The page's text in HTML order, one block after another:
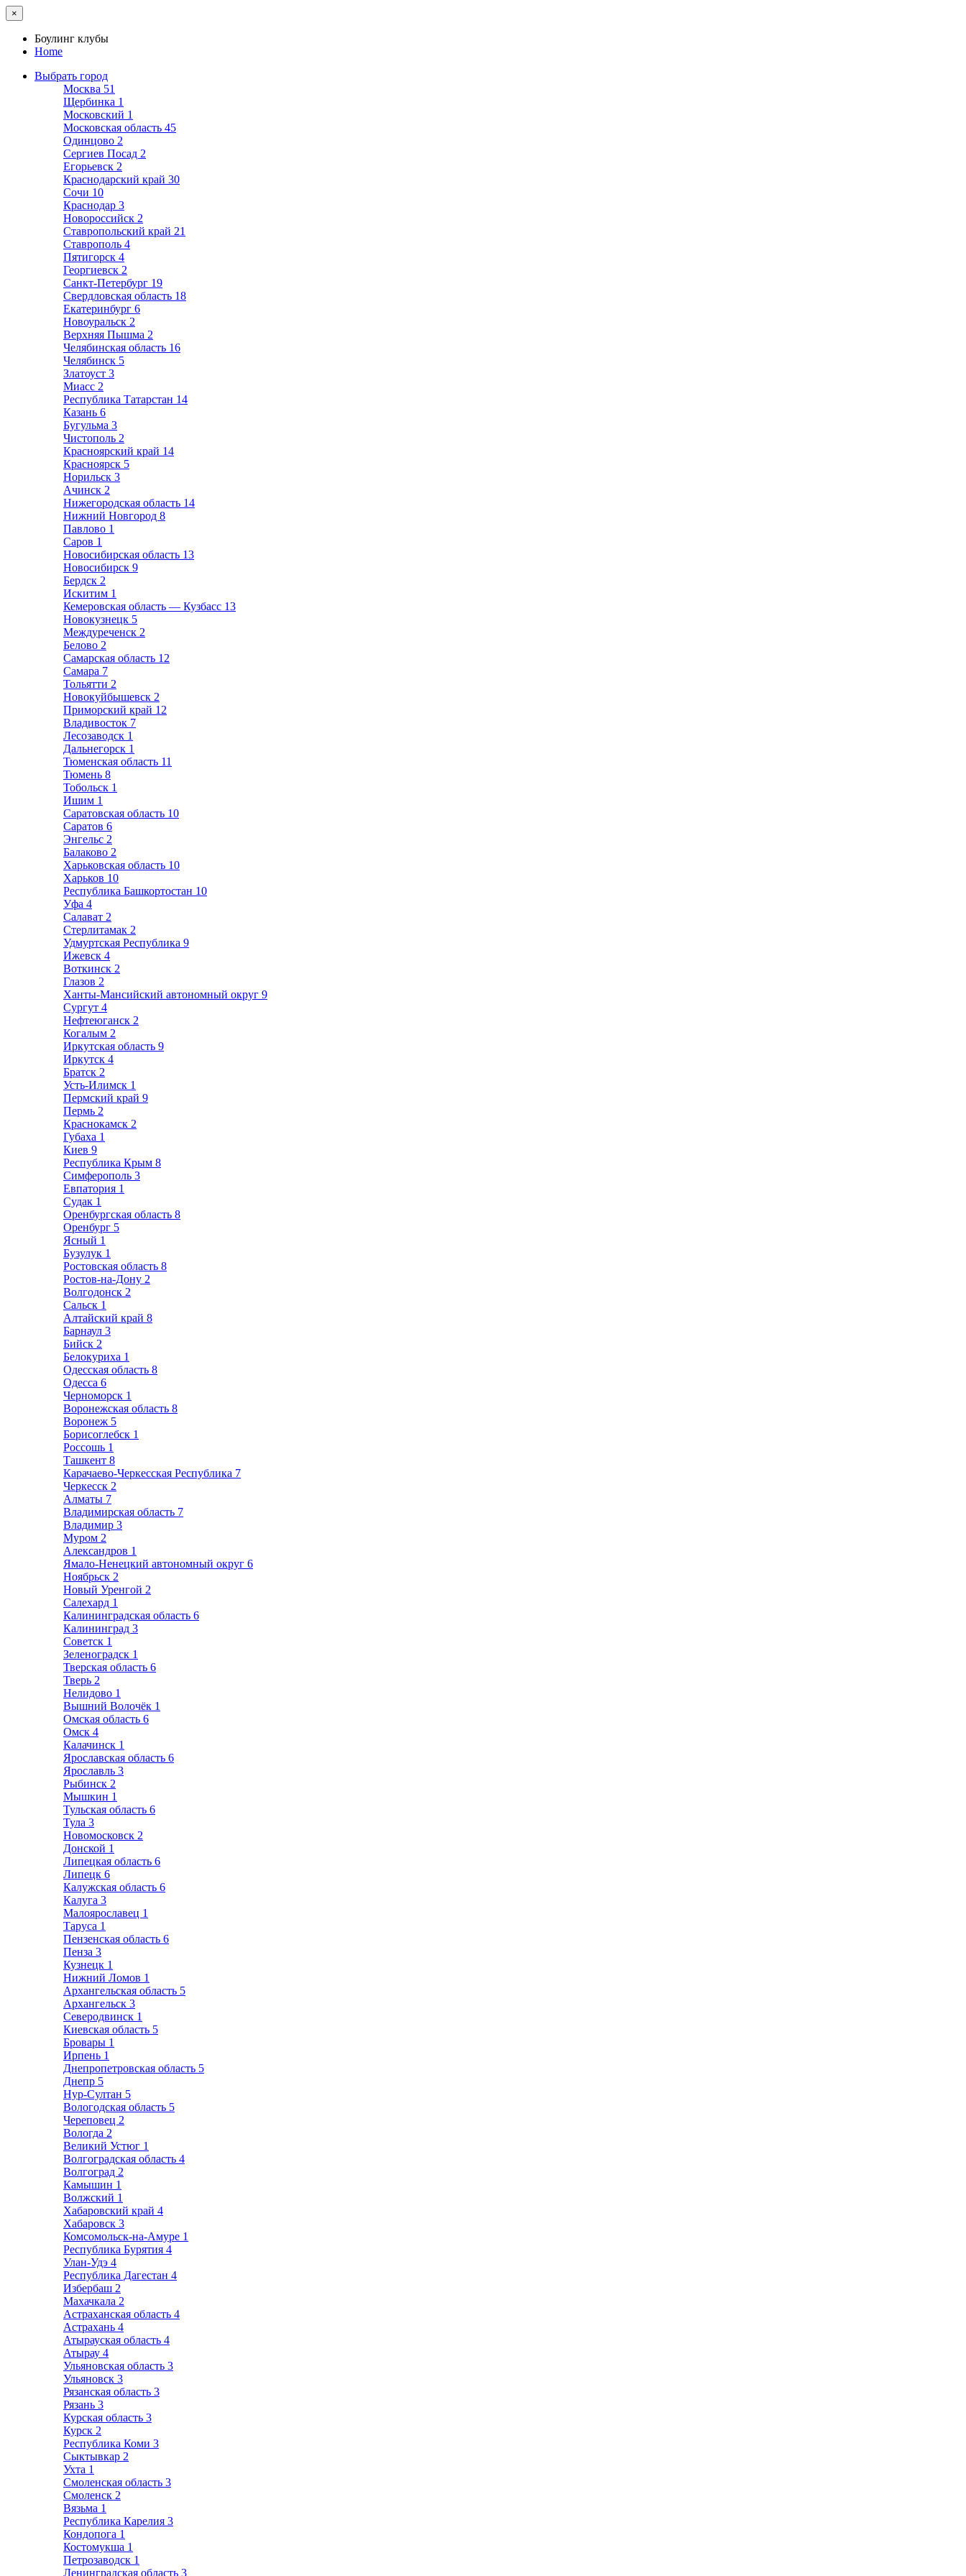
×
Боулинг клубы
Home
Выбрать город
Москва 51
Щербинка 1
Московский 1
Московская область 45
Одинцово 2
Сергиев Посад 2
Егорьевск 2
Краснодарский край 30
Сочи 10
Краснодар 3
Новороссийск 2
Ставропольский край 21
Ставрополь 4
Пятигорск 4
Георгиевск 2
Санкт-Петербург 19
Свердловская область 18
Екатеринбург 6
Новоуральск 2
Верхняя Пышма 2
Челябинская область 16
Челябинск 5
Златоуст 3
Миасс 2
Республика Татарстан 14
Казань 6
Бугульма 3
Чистополь 2
Красноярский край 14
Красноярск 5
Норильск 3
Ачинск 2
Нижегородская область 14
Нижний Новгород 8
Павлово 1
Саров 1
Новосибирская область 13
Новосибирск 9
Бердск 2
Искитим 1
Кемеровская область — Кузбасс 13
Новокузнецк 5
Междуреченск 2
Белово 2
Самарская область 12
Самара 7
Тольятти 2
Новокуйбышевск 2
Приморский край 12
Владивосток 7
Лесозаводск 1
Дальнегорск 1
Тюменская область 11
Тюмень 8
Тобольск 1
Ишим 1
Саратовская область 10
Саратов 6
Энгельс 2
Балаково 2
Харьковская область 10
Харьков 10
Республика Башкортостан 10
Уфа 4
Салават 2
Стерлитамак 2
Удмуртская Республика 9
Ижевск 4
Воткинск 2
Глазов 2
Ханты-Мансийский автономный округ 9
Сургут 4
Нефтеюганск 2
Когалым 2
Иркутская область 9
Иркутск 4
Братск 2
Усть-Илимск 1
Пермский край 9
Пермь 2
Краснокамск 2
Губаха 1
Киев 9
Республика Крым 8
Симферополь 3
Евпатория 1
Судак 1
Оренбургская область 8
Оренбург 5
Ясный 1
Бузулук 1
Ростовская область 8
Ростов-на-Дону 2
Волгодонск 2
Сальск 1
Алтайский край 8
Барнаул 3
Бийск 2
Белокуриха 1
Одесская область 8
Одесса 6
Черноморск 1
Воронежская область 8
Воронеж 5
Борисоглебск 1
Россошь 1
Ташкент 8
Карачаево-Черкесская Республика 7
Черкесск 2
Алматы 7
Владимирская область 7
Владимир 3
Муром 2
Александров 1
Ямало-Ненецкий автономный округ 6
Ноябрьск 2
Новый Уренгой 2
Салехард 1
Калининградская область 6
Калининград 3
Советск 1
Зеленоградск 1
Тверская область 6
Тверь 2
Нелидово 1
Вышний Волочёк 1
Омская область 6
Омск 4
Калачинск 1
Ярославская область 6
Ярославль 3
Рыбинск 2
Мышкин 1
Тульская область 6
Тула 3
Новомосковск 2
Донской 1
Липецкая область 6
Липецк 6
Калужская область 6
Калуга 3
Малоярославец 1
Таруса 1
Пензенская область 6
Пенза 3
Кузнецк 1
Нижний Ломов 1
Архангельская область 5
Архангельск 3
Северодвинск 1
Киевская область 5
Бровары 1
Ирпень 1
Днепропетровская область 5
Днепр 5
Нур-Султан 5
Вологодская область 5
Череповец 2
Вологда 2
Великий Устюг 1
Волгоградская область 4
Волгоград 2
Камышин 1
Волжский 1
Хабаровский край 4
Хабаровск 3
Комсомольск-на-Амуре 1
Республика Бурятия 4
Улан-Удэ 4
Республика Дагестан 4
Избербаш 2
Махачкала 2
Астраханская область 4
Астрахань 4
Атырауская область 4
Атырау 4
Ульяновская область 3
Ульяновск 3
Рязанская область 3
Рязань 3
Курская область 3
Курск 2
Республика Коми 3
Сыктывкар 2
Ухта 1
Смоленская область 3
Смоленск 2
Вязьма 1
Республика Карелия 3
Кондопога 1
Костомукша 1
Петрозаводск 1
Ленинградская область 3